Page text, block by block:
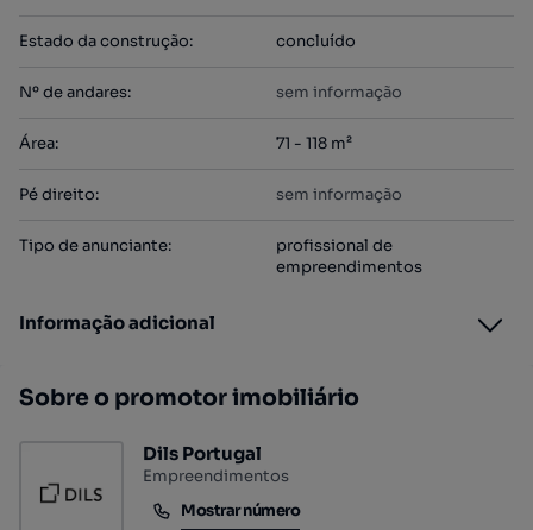
Estado da construção: concluído
Nº de andares: sem informação
Área: 71 - 118 m²
Pé direito: sem informação
Tipo de anunciante:
profissional de
empreendimentos
Informação adicional
Sobre o promotor imobiliário
Dils Portugal
Empreendimentos
Mostrar número
Mostrar número